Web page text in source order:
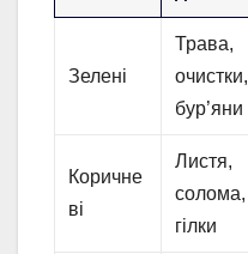
Зелені
Трава,
очистки,
бур’яни
Коричне
ві
Листя,
солома,
гілки